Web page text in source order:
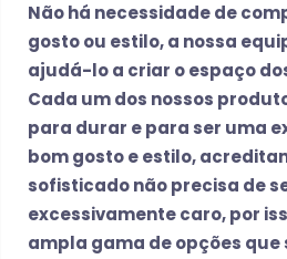
Não há necessidade de
gosto ou estilo, a nossa
ajudá-lo a criar o espaço
Cada um dos nossos
para durar e para ser uma
bom gosto e estilo,
sofisticado não precisa de
excessivamente caro, por
ampla gama de opções que